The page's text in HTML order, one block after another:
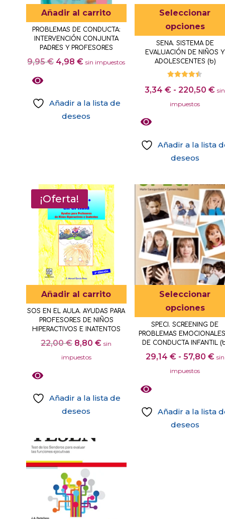
Añadir al carrito
PROBLEMAS DE CONDUCTA:
INTERVENCIÓN CONJUNTA
PADRES Y PROFESORES
9,95€ El
era:
9,95 €.
4,98€El
es:
4,98 €.
sin impuestos
Añadir a la lista de
deseos
Seleccionar
opciones
SENA. SISTEMA DE
EVALUACIÓN DE NIÑOS Y
ADOLESCENTES (b)
con
3,34€ - 220,50€ sin
impuestos
Añadir a la lista
deseos
producto
tiene
múltiples
variantes.
Las
opciones
se
pueden
elegir
página
de
producto
¡Oferta!
Añadir al carrito
SOS EN EL AULA. AYUDAS PARA
PROFESORES DE NIÑOS
HIPERACTIVOS E INATENTOS
22,00€ El
precio
22,00 €.
8,80€El
8,80 €.
sin
impuestos
Añadir a la lista de
deseos
Seleccionar
opciones
SPECI. SCREENING DE
PROBLEMAS
DE CONDUCTA INFANTIL
29,14 € - 57,80 € sin
impuestos
Añadir a la lista
deseos